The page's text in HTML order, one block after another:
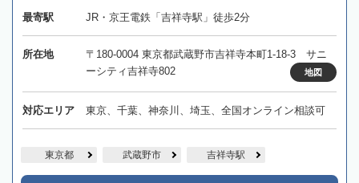
最寄駅 JR・京王電鉄「吉祥寺駅」徒歩2分
所在地
〒180-0004 東京都武蔵野市吉祥寺本町1-18-3 サニ
ーシティ吉祥寺802
地図
対応エリア 東京、千葉、神奈川、埼玉、全国オンライン相談可
東京都 武蔵野市 吉祥寺駅